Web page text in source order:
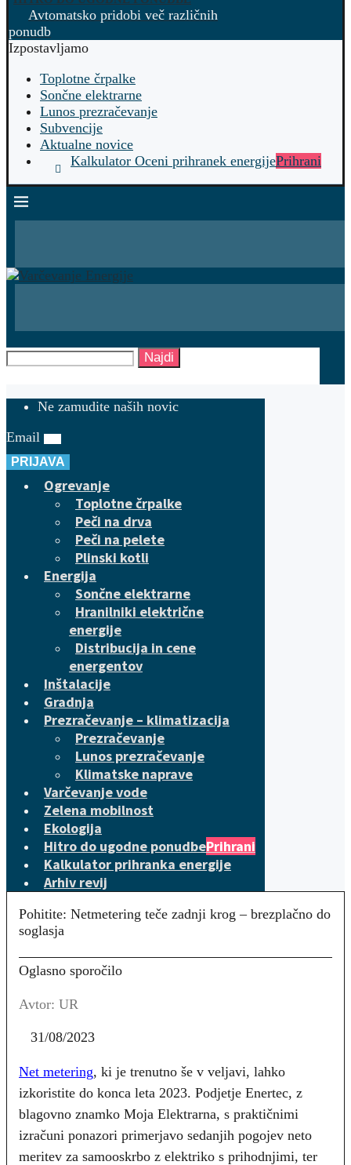
Avtomatsko pridobi več različnih
ponudb
Izpostavljamo
Toplotne črpalke
Sončne elektrarne
Lunos prezračevanje
Subvencije
Aktualne novice
Kalkulator Oceni prihranek energijePrihrani
Najdi
Ne zamudite naših novic
Email
PRIJAVA
Ogrevanje
Toplotne črpalke
Peči na drva
Peči na pelete
Plinski kotli
Energija
Sončne elektrarne
Hranilniki električne
energije
Distribucija in cene
energentov
Inštalacije
Gradnja
Prezračevanje – klimatizacija
Prezračevanje
Lunos prezračevanje
Klimatske naprave
Varčevanje vode
Zelena mobilnost
Ekologija
Hitro do ugodne ponudbePrihrani
Kalkulator prihranka energije
Arhiv revij
Pohitite: Netmetering teče zadnji krog – brezplačno do
soglasja
Oglasno sporočilo
Avtor: UR
31/08/2023
Net metering, ki je trenutno še v veljavi, lahko
izkoristite do konca leta 2023. Podjetje Enertec, z
blagovno znamko Moja Elektrarna, s praktičnimi
izračuni ponazori primerjavo sedanjih pogojev neto
meritev za samooskrbo z elektriko s prihodnjimi, ter